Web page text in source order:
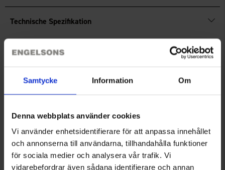
Samtycke Information Om
Denna webbplats använder cookies
Vi använder enhetsidentifierare för att anpassa innehållet
och annonserna till användarna, tillhandahålla funktioner
för sociala medier och analysera vår trafik. Vi
vidarebefordrar även sådana identifierare och annan
Technische Spezifikation
Sie benötigen vielleicht auch